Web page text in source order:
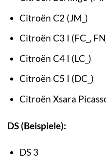
Citroën C2 (JM_)
Citroën C3 I (FC_,
Citroën C4 I (LC_)
Citroën C5 I (DC_)
Citroën Xsara
DS (Beispiele):
DS 3